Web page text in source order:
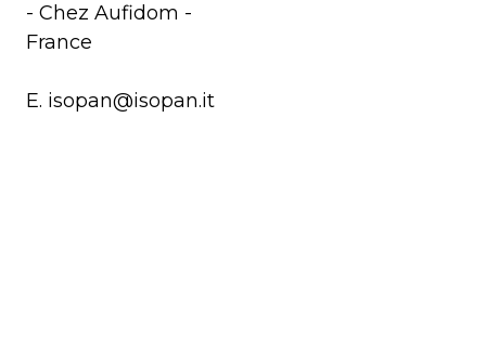
- Chez Aufidom -
France
E. isopan@isopan.it